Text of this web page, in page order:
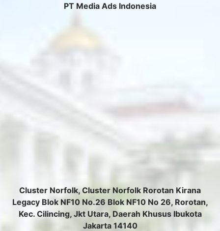
PT Media Ads Indonesia
Cluster Norfolk, Cluster Norfolk Rorotan Kirana
Legacy Blok NF10 No.26 Blok NF10 No 26, Rorotan,
Kec. Cilincing, Jkt Utara, Daerah Khusus Ibukota
Jakarta 14140